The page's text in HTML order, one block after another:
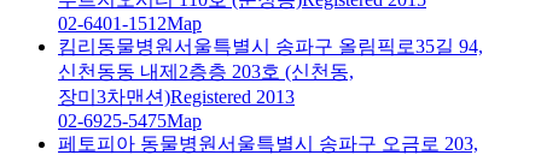
02-6401-1512Map
킴리동물병원서울특별시 송파구 올림픽로35길 94,
신천동동 내제2층층 203호 (신천동,
장미3차맨션)Registered 2013
02-6925-5475Map
페토피아 동물병원서울특별시 송파구 오금로 203,